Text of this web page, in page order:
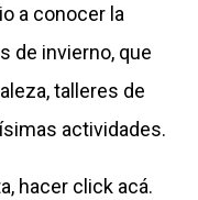
a conocer la
de invierno, que
talleres de
actividades.
hacer click acá.